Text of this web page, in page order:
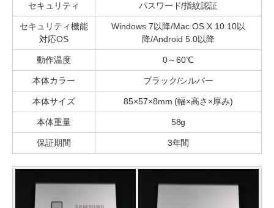
セキュリティ パスワード/指紋認証
セキュリティ機能
対応OS
Windows 7以降/Mac OS X 10.10以
降/Android 5.0以降
動作温度 0～60℃
本体カラー ブラック/シルバー
本体サイズ 85×57×8mm (幅×高さ×厚み)
本体重量 58g
保証期間 3年間